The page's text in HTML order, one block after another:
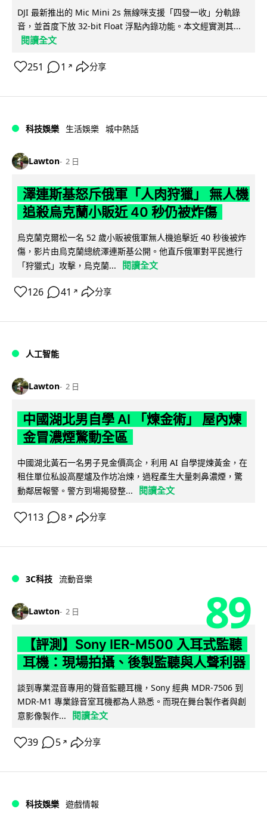
DJI 最新推出的 Mic Mini 2s 無線咪支援「四發一收」分軌錄
音，並首度下放 32-bit Float 浮點內錄功能。本文經實測其...
閱讀全文
251 1 ↗ 分享
科技娛樂 生活娛樂 城中熱話
Lawton 2 日
澤連斯基怒斥俄軍「人肉狩獵」 無人機
追殺烏克蘭小販近 40 秒仍被炸傷
烏克蘭克爾松一名 52 歲小販被俄軍無人機追擊近 40 秒後被炸
傷，影片由烏克蘭總統澤連斯基公開。他直斥俄軍對平民進行
「狩獵式」攻擊，烏克蘭...
閱讀全文
126 41 ↗ 分享
人工智能
Lawton 2 日
中國湖北男自學 AI 「煉金術」 屋內煉
金冒濃煙驚動全區
中國湖北黃石一名男子見金價高企，利用 AI 自學提煉黃金，在
租住單位私設高壓爐及作坊冶煉，過程產生大量刺鼻濃煙，驚
動鄰居報警。警方到場揭發整...
閱讀全文
113 8 ↗ 分享
3C科技 流動音樂
Lawton 2 日 89
【評測】Sony IER-M500 入耳式監聽
耳機：現場拍攝、後製監聽與人聲利器
談到專業混音專用的聲音監聽耳機，Sony 經典 MDR-7506 到
MDR-M1 專業錄音室耳機都為人熟悉。而現在舞台製作者與創
意影像製作...
閱讀全文
39 5 ↗ 分享
科技娛樂 遊戲情報